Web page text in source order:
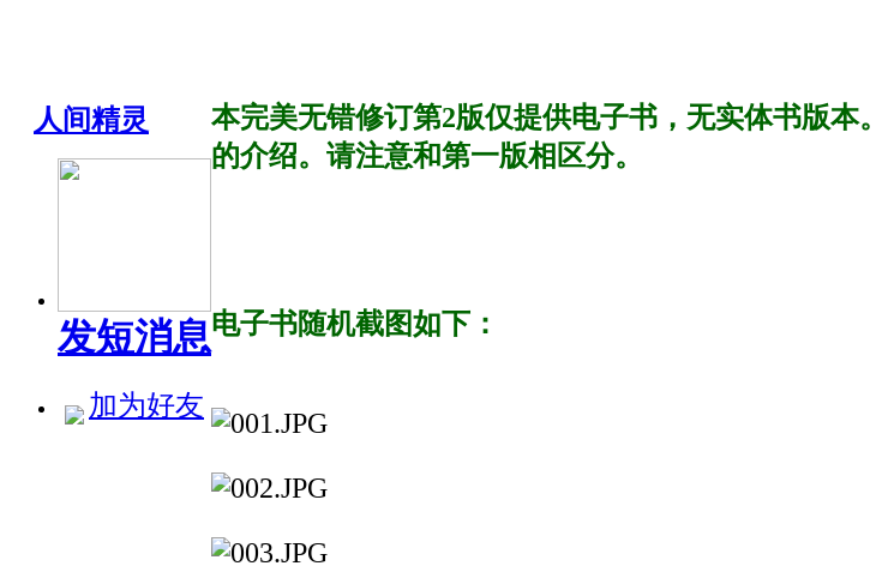
人间精灵
发短消息
加为好友
本完美无错修订第2版仅提供电子书，无实体书版本
的介绍。请注意和第一版相区分。
电子书随机截图如下：